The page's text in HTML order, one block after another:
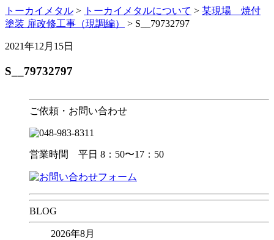
トーカイメタル > トーカイメタルについて > 某現場 焼付
塗装 扉改修工事（現調編）
> S__79732797
2021年12月15日
S__79732797
ご依頼・お問い合わせ
営業時間 平日 8：50〜17：50
BLOG
2026年8月